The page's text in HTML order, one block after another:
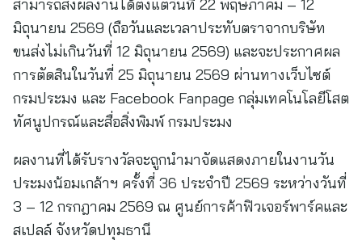
สามารถส่งผลงานได้ตั้งแต่วันที่ 22 พฤษภาคม – 12
มิถุนายน 2569 (ถือวันและเวลาประทับตราจากบริษัท
ขนส่งไม่เกินวันที่ 12 มิถุนายน 2569) และจะประกาศผล
การตัดสินในวันที่ 25 มิถุนายน 2569 ผ่านทางเว็บไซต์
กรมประมง และ Facebook Fanpage กลุ่มเทคโนโลยีโสต
ทัศนูปกรณ์และสื่อสิ่งพิมพ์ กรมประมง
ผลงานที่ได้รับรางวัลจะถูกนำมาจัดแสดงภายในงานวัน
ประมงน้อมเกล้าฯ ครั้งที่ 36 ประจำปี 2569 ระหว่างวันที่
3 – 12 กรกฎาคม 2569 ณ ศูนย์การค้าฟิวเจอร์พาร์คและ
สเปลล์ จังหวัดปทุมธานี